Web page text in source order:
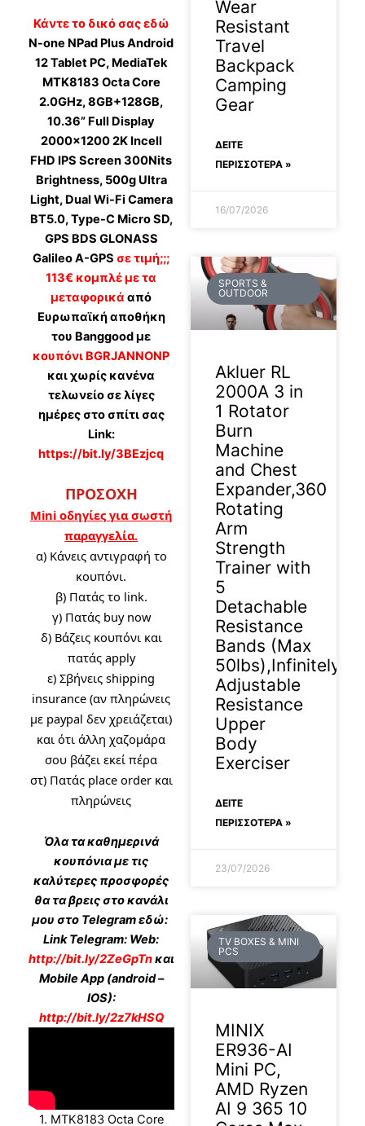
Κάντε το δικό σας εδώ
N-one NPad Plus Android
12 Tablet PC, MediaTek
MTK8183 Octa Core
2.0GHz, 8GB+128GB,
10.36” Full Display
2000×1200 2K Incell
FHD IPS Screen 300Nits
Brightness, 500g Ultra
Light, Dual Wi-Fi Camera
BT5.0, Type-C Micro SD,
GPS BDS GLONASS
Galileo A-GPS σε τιμή;;;
113€ κομπλέ με τα
μεταφορικά από
Ευρωπαϊκή αποθήκη
του Banggood με
κουπόνι BGRJANNONP
και χωρίς κανένα
τελωνείο σε λίγες
ημέρες στο σπίτι σας
Link:
https://bit.ly/3BEzjcq
ΠΡΟΣΟΧΗ
Mini οδηγίες για σωστή
παραγγελία.
α) Κάνεις αντιγραφή το
κουπόνι.
β) Πατάς το link.
γ) Πατάς buy now
δ) Βάζεις κουπόνι και
πατάς apply
ε) Σβήνεις shipping
insurance (αν πληρώνεις
με paypal δεν χρειάζεται)
και ότι άλλη χαζομάρα
σου βάζει εκεί πέρα
στ) Πατάς place order και
πληρώνεις
Όλα τα καθημερινά
κουπόνια με τις
καλύτερες προσφορές
θα τα βρεις στο κανάλι
μου στο Telegram εδώ:
Link Telegram: Web:
http://bit.ly/2ZeGpTnκαι
Mobile App (android –
IOS):
http://bit.ly/2z7kHSQ
1. MTK8183 Octa Core
Wear
Resistant
Travel
Backpack
Camping
Gear
ΔΕΊΤΕ
ΠΕΡΙΣΣΟΤΕΡΑ »
16/07/2026
SPORTS &
OUTDOOR
Akluer RL
2000A 3 in
1 Rotator
Burn
Machine
and Chest
Expander,360
Rotating
Arm
Strength
Trainer with
5
Detachable
Resistance
Bands (Max
50lbs),Infinitely
Adjustable
Resistance
Upper
Body
Exerciser
ΔΕΊΤΕ
ΠΕΡΙΣΣΟΤΕΡΑ »
23/07/2026
TV BOXES & MINI
PCS
MINIX
ER936-AI
Mini PC,
AMD Ryzen
AI 9 365 10